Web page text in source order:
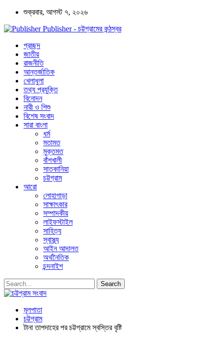
শুক্রবার, আগস্ট ৭, ২০২৬
Publisher - চট্টগ্রামের কন্ঠস্বর
প্রচ্ছদ
জাতীয়
রাজনীতি
আন্তর্জাতিক
খেলাধুলা
তথ্য প্রযুক্তি
বিনোদন
নারী ও শিশু
বিশেষ সংবাদ
সারা বাংলা
ধর্ম
মতামত
মুক্তমত
বাঁশখালী
সাতকানিয়া
চট্টগ্রাম
আরো
লোহাগাড়া
সাক্ষাৎকার
সম্পাদকীয়
লাইফস্টাইল
সাহিত্য
স্বাস্থ্য
আইন আদালত
অর্থনৈতিক
চন্দনাইশ
মূলপাতা
চট্টগ্রাম
টানা তাপদাহের পর চট্টগ্রামে স্বস্তির বৃষ্টি